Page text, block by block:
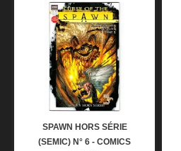
SPAWN HORS SÉRIE
(SEMIC) N° 6 - COMICS